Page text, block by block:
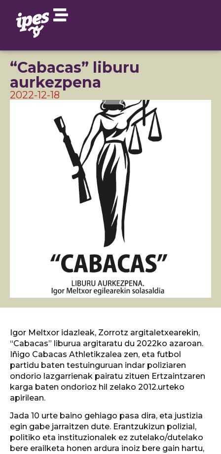
“Cabacas” liburu
aurkezpena
2022-12-18
Igor Meltxor idazleak, Zorrotz argitaletxearekin,
“Cabacas” liburua argitaratu du 2022ko azaroan.
Iñigo Cabacas Athletikzalea zen, eta futbol
partidu baten testuinguruan indar poliziaren
ondorio lazgarrienak pairatu zituen Ertzaintzaren
karga baten ondorioz hil zelako 2012.urteko
apirilean.
Jada 10 urte baino gehiago pasa dira, eta justizia
egin gabe jarraitzen dute. Erantzukizun polizial,
politiko eta instituzionalek ez zutelako/dutelako
bere erailketa honen ardura inoiz bere gain hartu,